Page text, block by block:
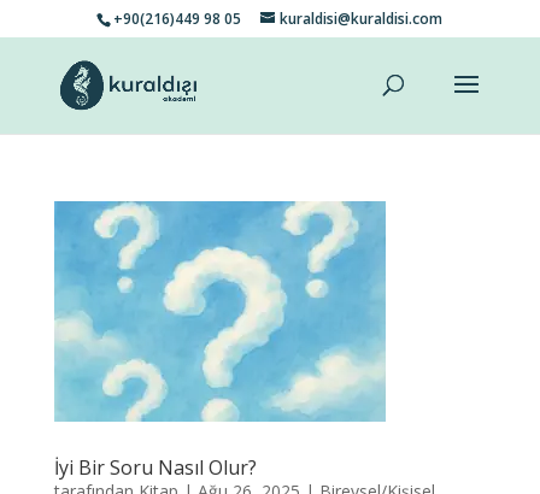
+90(216)449 98 05 kuraldisi@kuraldisi.com
İyi Bir Soru Nasıl Olur?